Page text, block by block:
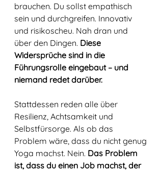
brauchen. Du sollst empathisch
sein und durchgreifen. Innovativ
und risikoscheu. Nah dran und
über den Dingen. Diese
Widersprüche sind in die
Führungsrolle eingebaut – und
niemand redet darüber.
Stattdessen reden alle über
Resilienz, Achtsamkeit und
Selbstfürsorge. Als ob das
Problem wäre, dass du nicht genug
Yoga machst. Nein. Das Problem
ist, dass du einen Job machst, der